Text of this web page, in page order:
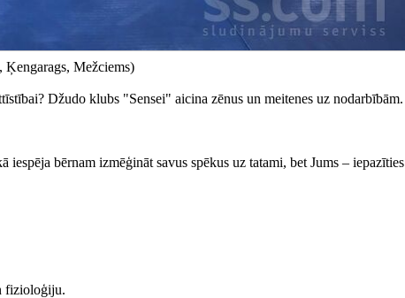
Ķengarags, Mežciems)
Džudo klubs "Sensei" aicina zēnus un meitenes uz nodarbībām.
bērnam izmēģināt savus spēkus uz tatami, bet Jums – iepazīties
fizioloģiju.